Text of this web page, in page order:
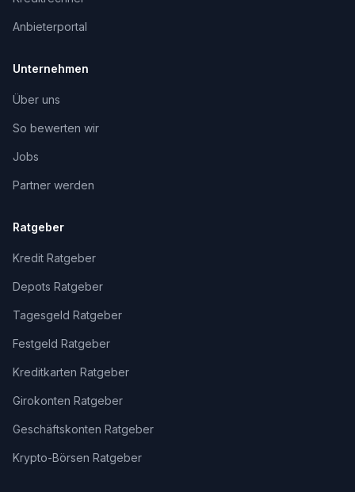
Anbieterportal
Unternehmen
Über uns
So bewerten wir
Jobs
Partner werden
Ratgeber
Kredit Ratgeber
Depots Ratgeber
Tagesgeld Ratgeber
Festgeld Ratgeber
Kreditkarten Ratgeber
Girokonten Ratgeber
Geschäftskonten Ratgeber
Krypto-Börsen Ratgeber